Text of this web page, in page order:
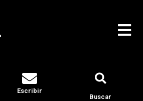
Escribir
Buscar